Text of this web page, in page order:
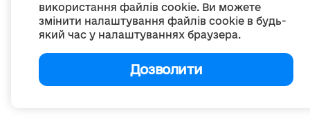
використання файлів cookie. Ви можете
змінити налаштування файлів cookie в будь-
який час у налаштуваннях браузера.
Дозволити